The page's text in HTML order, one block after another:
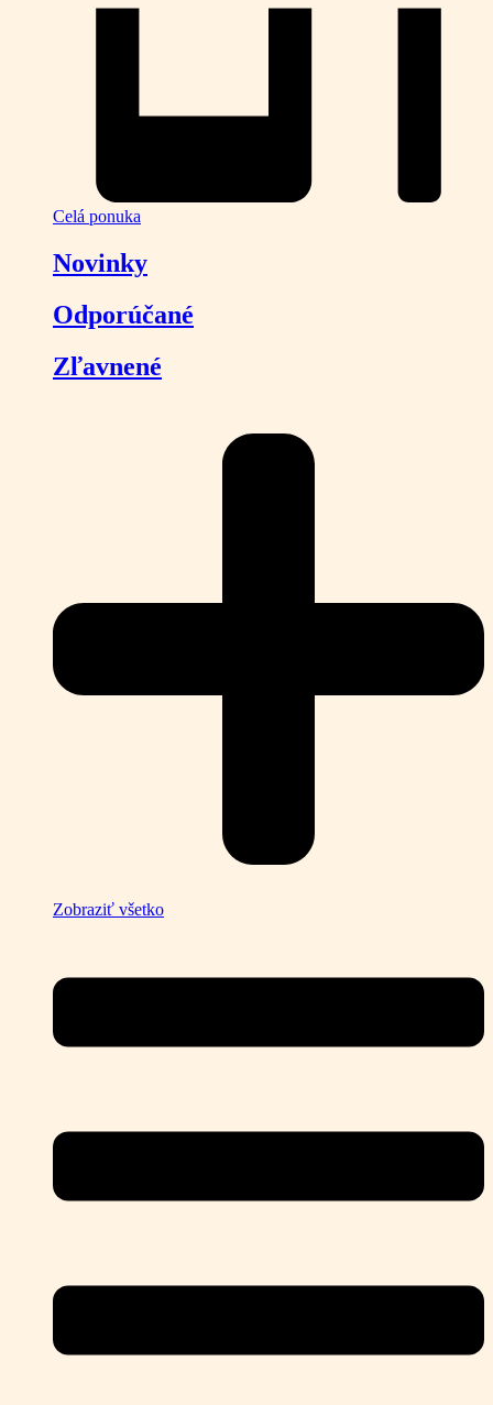
Celá ponuka
Novinky
Odporúčané
Zľavnené
Zobraziť všetko